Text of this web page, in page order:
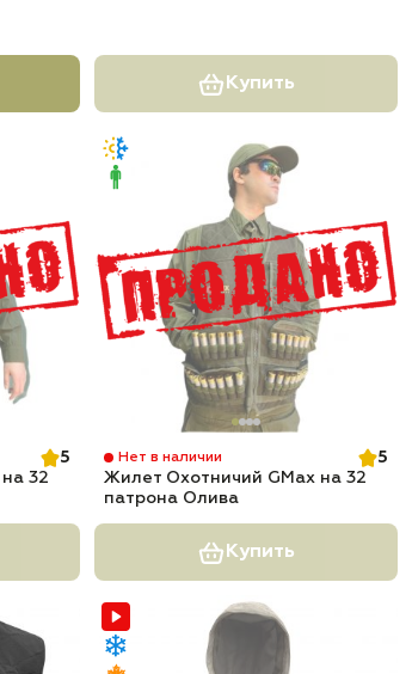
Купить
5
32
Нет в наличии
5
Жилет Охотничий GMax на 32
патрона Олива
Купить